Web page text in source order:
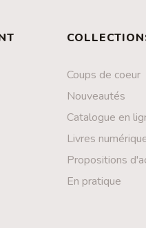
Coups de coeur
Nouveautés
Catalogue en
Livres
Propositions
En pratique